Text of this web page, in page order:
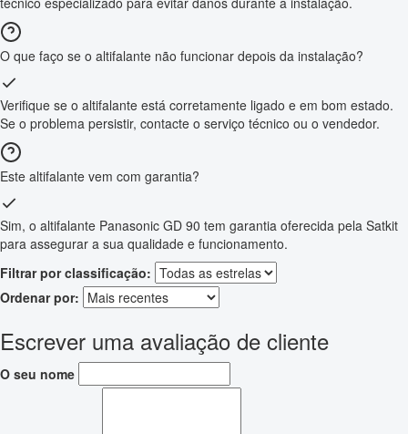
O que faço se o altifalante não funcionar depois da instalação?
Verifique se o altifalante está corretamente ligado e em bom estado.
Se o problema persistir, contacte o serviço técnico ou o vendedor.
Este altifalante vem com garantia?
Sim, o altifalante Panasonic GD 90 tem garantia oferecida pela Satkit
para assegurar a sua qualidade e funcionamento.
Filtrar por classificação:
Ordenar por:
Escrever uma avaliação de cliente
O seu nome